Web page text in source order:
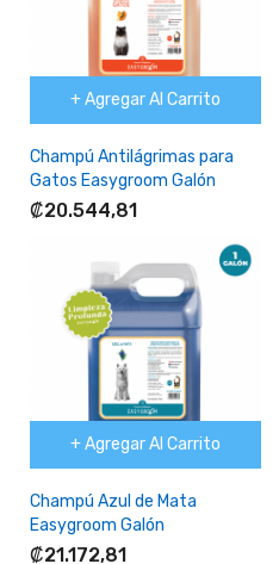
+ Agregar Al Carrito
Champú Antilágrimas para
Gatos Easygroom Galón
₡20.544,81
+ Agregar Al Carrito
Champú Azul de Mata
Easygroom Galón
₡21.172,81